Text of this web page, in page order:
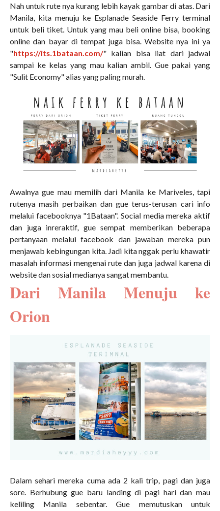
Nah untuk rute nya kurang lebih kayak gambar di atas. Dari
Manila, kita menuju ke Esplanade Seaside Ferry terminal
untuk beli tiket. Untuk yang mau beli online bisa, booking
online dan bayar di tempat juga bisa. Website nya ini ya
"https://its.1bataan.com/" kalian bisa liat dari jadwal
sampai ke kelas yang mau kalian ambil. Gue pakai yang
"Sulit Economy" alias yang paling murah.
Awalnya gue mau memilih dari Manila ke Mariveles, tapi
rutenya masih perbaikan dan gue terus-terusan cari info
melalui facebooknya "1Bataan". Social media mereka aktif
dan juga inreraktif, gue sempat memberikan beberapa
pertanyaan melalui facebook dan jawaban mereka pun
menjawab kebingungan kita. Jadi kita nggak perlu khawatir
masalah informasi mengenai rute dan juga jadwal karena di
website dan sosial medianya sangat membantu.
Dari Manila Menuju ke
Orion
Dalam sehari mereka cuma ada 2 kali trip, pagi dan juga
sore. Berhubung gue baru landing di pagi hari dan mau
keliling Manila sebentar. Gue memutuskan untuk